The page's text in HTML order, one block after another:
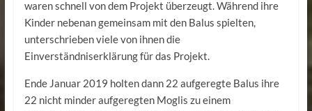
waren schnell von dem Projekt überzeugt. Während ihre
Kinder nebenan gemeinsam mit den Balus spielten,
unterschrieben viele von ihnen die
Einverständniserklärung für das Projekt.
Ende Januar 2019 holten dann 22 aufgeregte Balus ihre
22 nicht minder aufgeregten Moglis zu einem